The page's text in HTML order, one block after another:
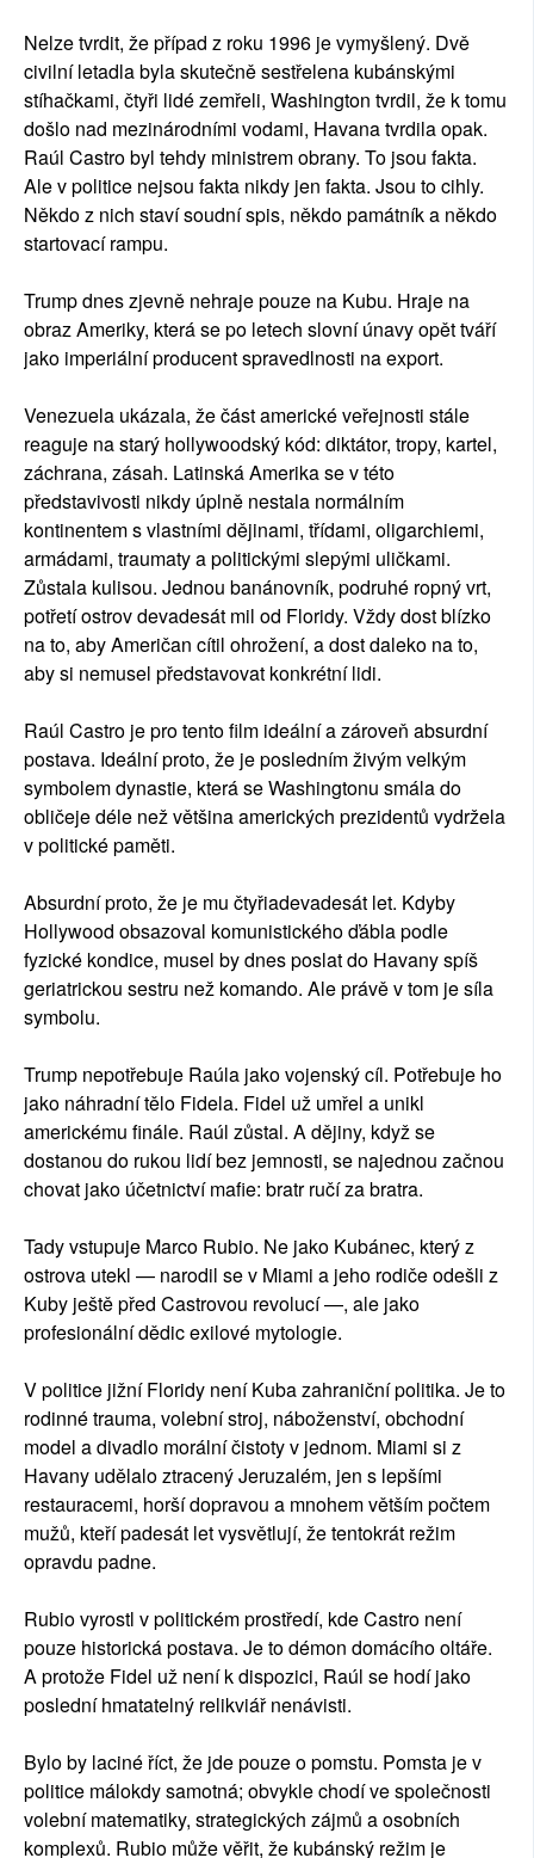
Nelze tvrdit, že případ z roku 1996 je vymyšlený. Dvě
civilní letadla byla skutečně sestřelena kubánskými
stíhačkami, čtyři lidé zemřeli, Washington tvrdil, že k tomu
došlo nad mezinárodními vodami, Havana tvrdila opak.
Raúl Castro byl tehdy ministrem obrany. To jsou fakta.
Ale v politice nejsou fakta nikdy jen fakta. Jsou to cihly.
Někdo z nich staví soudní spis, někdo památník a někdo
startovací rampu.
Trump dnes zjevně nehraje pouze na Kubu. Hraje na
obraz Ameriky, která se po letech slovní únavy opět tváří
jako imperiální producent spravedlnosti na export.
Venezuela ukázala, že část americké veřejnosti stále
reaguje na starý hollywoodský kód: diktátor, tropy, kartel,
záchrana, zásah. Latinská Amerika se v této
představivosti nikdy úplně nestala normálním
kontinentem s vlastními dějinami, třídami, oligarchiemi,
armádami, traumaty a politickými slepými uličkami.
Zůstala kulisou. Jednou banánovník, podruhé ropný vrt,
potřetí ostrov devadesát mil od Floridy. Vždy dost blízko
na to, aby Američan cítil ohrožení, a dost daleko na to,
aby si nemusel představovat konkrétní lidi.
Raúl Castro je pro tento film ideální a zároveň absurdní
postava. Ideální proto, že je posledním živým velkým
symbolem dynastie, která se Washingtonu smála do
obličeje déle než většina amerických prezidentů vydržela
v politické paměti.
Absurdní proto, že je mu čtyřiadevadesát let. Kdyby
Hollywood obsazoval komunistického ďábla podle
fyzické kondice, musel by dnes poslat do Havany spíš
geriatrickou sestru než komando. Ale právě v tom je síla
symbolu.
Trump nepotřebuje Raúla jako vojenský cíl. Potřebuje ho
jako náhradní tělo Fidela. Fidel už umřel a unikl
americkému finále. Raúl zůstal. A dějiny, když se
dostanou do rukou lidí bez jemnosti, se najednou začnou
chovat jako účetnictví mafie: bratr ručí za bratra.
Tady vstupuje Marco Rubio. Ne jako Kubánec, který z
ostrova utekl — narodil se v Miami a jeho rodiče odešli z
Kuby ještě před Castrovou revolucí —, ale jako
profesionální dědic exilové mytologie.
V politice jižní Floridy není Kuba zahraniční politika. Je to
rodinné trauma, volební stroj, náboženství, obchodní
model a divadlo morální čistoty v jednom. Miami si z
Havany udělalo ztracený Jeruzalém, jen s lepšími
restauracemi, horší dopravou a mnohem větším počtem
mužů, kteří padesát let vysvětlují, že tentokrát režim
opravdu padne.
Rubio vyrostl v politickém prostředí, kde Castro není
pouze historická postava. Je to démon domácího oltáře.
A protože Fidel už není k dispozici, Raúl se hodí jako
poslední hmatatelný relikviář nenávisti.
Bylo by laciné říct, že jde pouze o pomstu. Pomsta je v
politice málokdy samotná; obvykle chodí ve společnosti
volební matematiky, strategických zájmů a osobních
komplexů. Rubio může věřit, že kubánský režim je